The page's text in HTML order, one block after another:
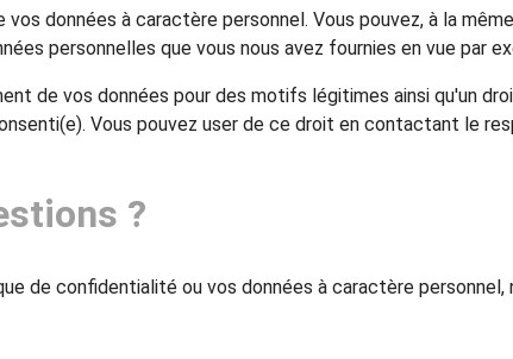
données à caractère personnel. Vous pouvez, à la
personnelles que vous nous avez fournies en vue par
de vos données pour des motifs légitimes ainsi qu'un
Vous pouvez user de ce droit en contactant le
?
de confidentialité ou vos données à caractère personnel,